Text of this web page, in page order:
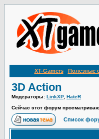
XT-Gamers Полезные
3D Action
Модераторы: LinkXP, HateR
Сейчас этот форум
Список